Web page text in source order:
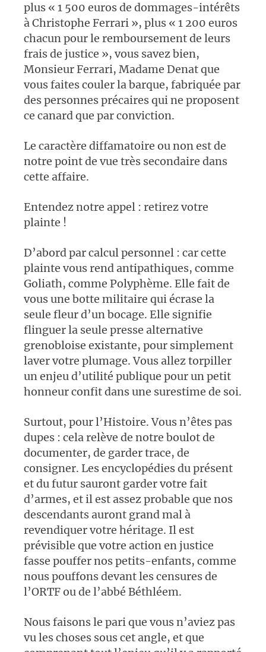
plus « 1 500 euros de dommages-intérêts
à Christophe Ferrari », plus « 1 200 euros
chacun pour le remboursement de leurs
frais de justice », vous savez bien,
Monsieur Ferrari, Madame Denat que
vous faites couler la barque, fabriquée par
des personnes précaires qui ne proposent
ce canard que par conviction.
Le caractère diffamatoire ou non est de
notre point de vue très secondaire dans
cette affaire.
Entendez notre appel : retirez votre
plainte !
D’abord par calcul personnel : car cette
plainte vous rend antipathiques, comme
Goliath, comme Polyphème. Elle fait de
vous une botte militaire qui écrase la
seule fleur d’un bocage. Elle signifie
flinguer la seule presse alternative
grenobloise existante, pour simplement
laver votre plumage. Vous allez torpiller
un enjeu d’utilité publique pour un petit
honneur confit dans une surestime de soi.
Surtout, pour l’Histoire. Vous n’êtes pas
dupes : cela relève de notre boulot de
documenter, de garder trace, de
consigner. Les encyclopédies du présent
et du futur sauront garder votre fait
d’armes, et il est assez probable que nos
descendants auront grand mal à
revendiquer votre héritage. Il est
prévisible que votre action en justice
fasse pouffer nos petits-enfants, comme
nous pouffons devant les censures de
l’ORTF ou de l’abbé Béthléem.
Nous faisons le pari que vous n’aviez pas
vu les choses sous cet angle, et que